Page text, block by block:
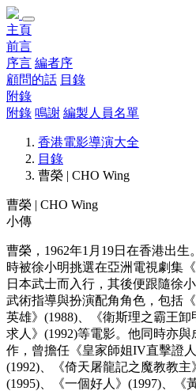
主頁
前言
序言 編者序
顧問的話 目錄
附錄
附錄 鳴謝 編製人員名單
香港電影導演大全
目錄
曹榮 | CHO Wing
曹榮 | CHO Wing
小傳
曹榮，1962年1月19日在香港出
時被徐小明挑選在亞洲電視劇集
日本武士而入行，其後便跟隨徐
武術指導與扮演配角角色，包括
英雄》(1988)、《衛斯理之霸王
求人》(1992)等電影。他同時亦
作，曾擔任《皇家師姐IV直擊證
(1992)、《倚天屠龍記之魔教教主
(1995)、《一個好人》(1997)、《